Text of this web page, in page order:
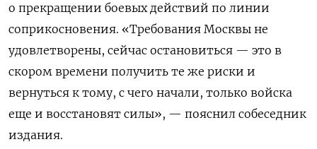
о прекращении боевых действий по линии
соприкосновения. «Требования Москвы не
удовлетворены, сейчас остановиться — это в
скором времени получить те же риски и
вернуться к тому, с чего начали, только войска
еще и восстановят силы», — пояснил собеседник
издания.